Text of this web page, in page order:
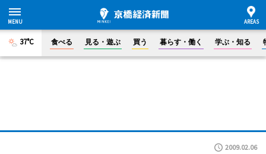
37°C 食べる 見る・遊ぶ 買う 暮らす・働く 学ぶ・知る
2009.02.06